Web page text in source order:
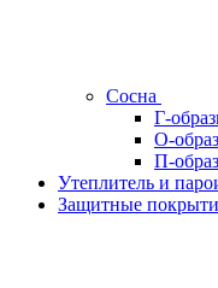
Сосна
Г-
О-
П-
Утеплитель и
Защитные